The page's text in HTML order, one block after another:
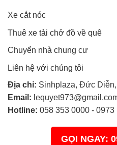
Xe cắt nóc
Thuê xe tải chở đồ về quê
Chuyển nhà chung cư
Liên hệ với chúng tôi
Địa chỉ: Sinhplaza, Đức
Email:
Hotline: 058 353 0000 - 0973
GỌI NGAY: